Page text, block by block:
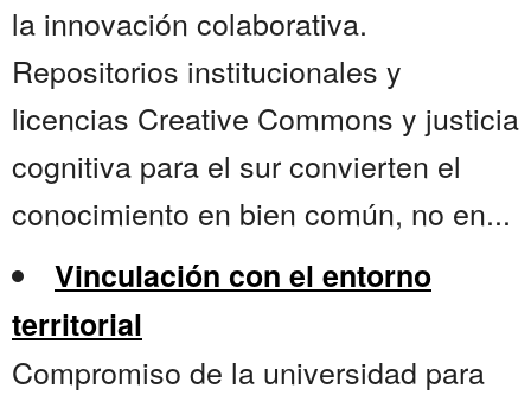
la innovación colaborativa.
Repositorios institucionales y
licencias Creative Commons y justicia
cognitiva para el sur convierten el
conocimiento en bien común, no en...
Vinculación con el entorno
territorial
Compromiso de la universidad para